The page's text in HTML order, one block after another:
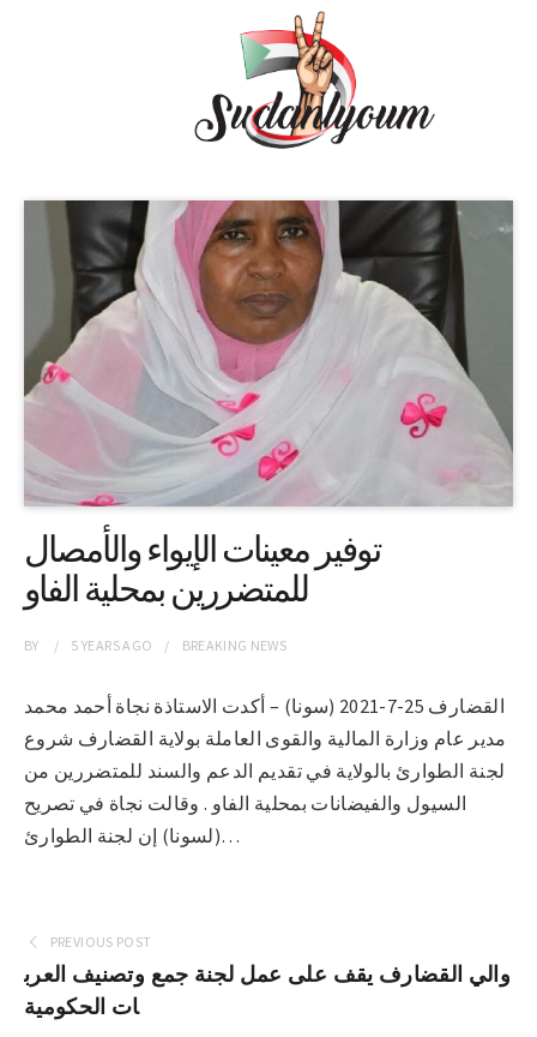
توفير معينات الإيواء والأمصال
للمتضررين بمحلية الفاو
BY 5 YEARSAGO BREAKING NEWS
القضارف 25-7-2021 (سونا) – أكدت الاستاذة نجاة أحمد محمد
مدير عام وزارة المالية والقوى العاملة بولاية القضارف شروع
لجنة الطوارئ بالولاية في تقديم الدعم والسند للمتضررين من
السيول والفيضانات بمحلية الفاو . وقالت نجاة في تصريح
(لسونا) إن لجنة الطوارئ…
PREVIOUS POST
والي القضارف يقف على عمل لجنة جمع وتصنيف العرب
ات الحكومية